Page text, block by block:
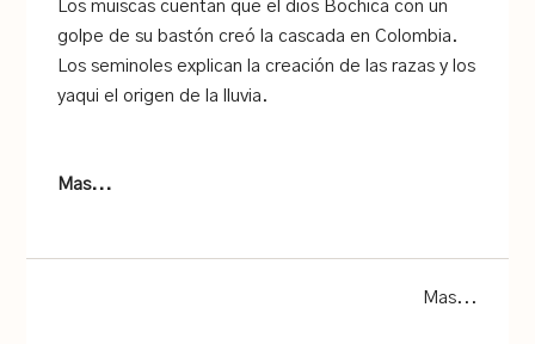
Los muiscas cuentan que el dios Bochica con un
golpe de su bastón creó la cascada en Colombia.
Los seminoles explican la creación de las razas y los
yaqui el origen de la lluvia.
Mas...
Mas...